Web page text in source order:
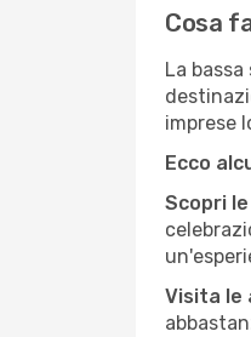
Cosa
La
imprese
Ecco
Scopri
Visita le